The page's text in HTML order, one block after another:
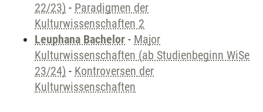
22/23) - Paradigmen der
Kulturwissenschaften 2
Leuphana Bachelor - Major
Kulturwissenschaften (ab Studienbeginn WiSe
23/24) - Kontroversen der
Kulturwissenschaften